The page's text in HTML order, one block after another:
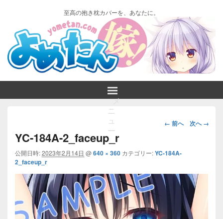
至高の抱き枕カバーを、あなたに。
メ
ニ
ュ
ー
画
ビ
ー
シ
ョ
← 前へ 次へ →
YC-184A-2_faceup_r
公開日時:2023年2月14日 @640 × 360 カテゴリー:YC-184A-
2_faceup_r